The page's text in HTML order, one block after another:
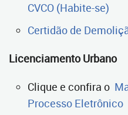
CVCO (Habite-se)
Certidão de
Licenciamento Urbano
Clique e confira o
Processo Eletrônico